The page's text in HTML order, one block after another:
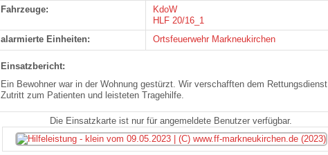
Fahrzeuge:
KdoW
HLF 20/16_1
alarmierte Einheiten:
Ortsfeuerwehr Markneukirchen
Einsatzbericht:
Ein Bewohner war in der Wohnung gestürzt. Wir verschafften dem Rettungsdienst
Zutritt zum Patienten und leisteten Tragehilfe.
Die Einsatzkarte ist nur für angemeldete Benutzer verfügbar.